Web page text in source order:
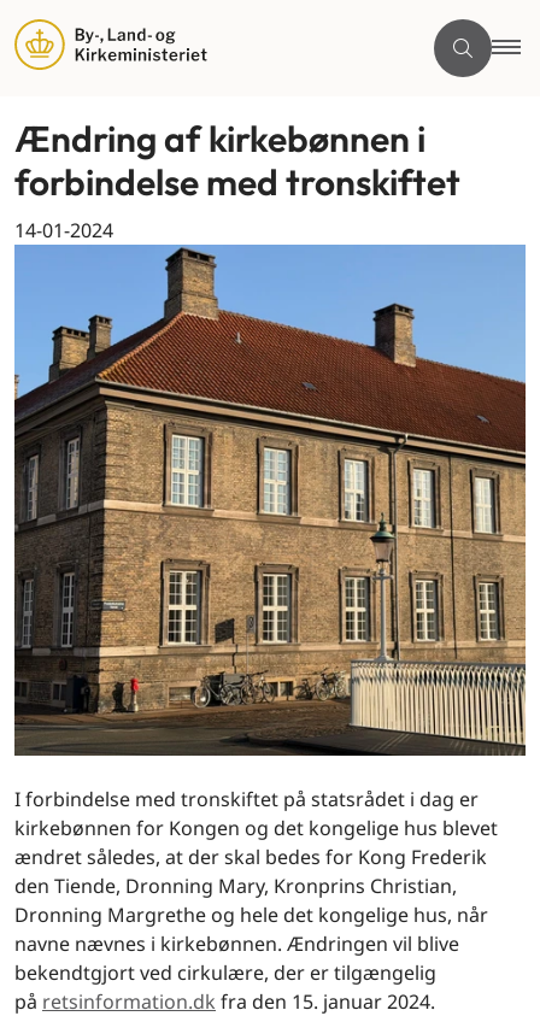
Ændring af kirkebønnen i
forbindelse med tronskiftet
14-01-2024
I forbindelse med tronskiftet på statsrådet i dag er
kirkebønnen for Kongen og det kongelige hus blevet
ændret således, at der skal bedes for Kong Frederik
den Tiende, Dronning Mary, Kronprins Christian,
Dronning Margrethe og hele det kongelige hus, når
navne nævnes i kirkebønnen. Ændringen vil blive
bekendtgjort ved cirkulære, der er tilgængelig
på retsinformation.dk fra den 15. januar 2024.